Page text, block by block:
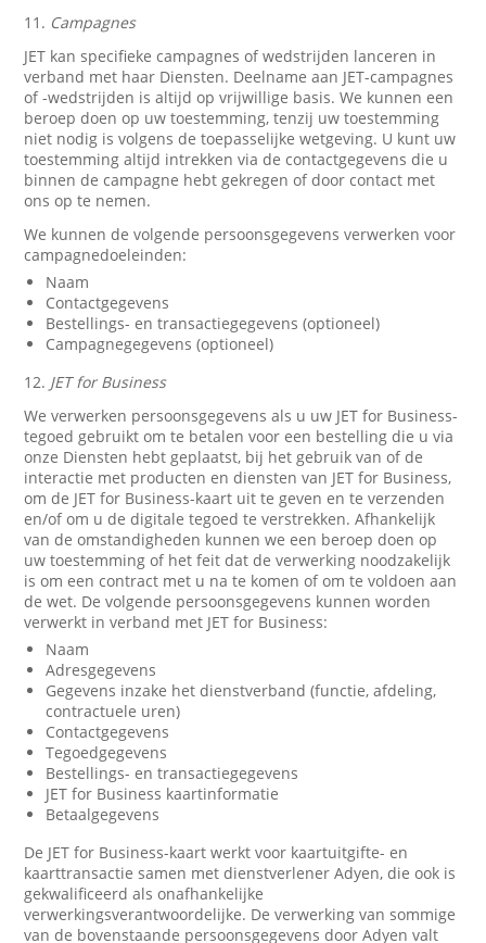
11. Campagnes
JET kan specifieke campagnes of wedstrijden lanceren in
verband met haar Diensten. Deelname aan JET-campagnes
of -wedstrijden is altijd op vrijwillige basis. We kunnen een
beroep doen op uw toestemming, tenzij uw toestemming
niet nodig is volgens de toepasselijke wetgeving. U kunt uw
toestemming altijd intrekken via de contactgegevens die u
binnen de campagne hebt gekregen of door contact met
ons op te nemen.
We kunnen de volgende persoonsgegevens verwerken voor
campagnedoeleinden:
Naam
Contactgegevens
Bestellings- en transactiegegevens (optioneel)
Campagnegegevens (optioneel)
12. JET for Business
We verwerken persoonsgegevens als u uw JET for Business-
tegoed gebruikt om te betalen voor een bestelling die u via
onze Diensten hebt geplaatst, bij het gebruik van of de
interactie met producten en diensten van JET for Business,
om de JET for Business-kaart uit te geven en te verzenden
en/of om u de digitale tegoed te verstrekken. Afhankelijk
van de omstandigheden kunnen we een beroep doen op
uw toestemming of het feit dat de verwerking noodzakelijk
is om een contract met u na te komen of om te voldoen aan
de wet. De volgende persoonsgegevens kunnen worden
verwerkt in verband met JET for Business:
Naam
Adresgegevens
Gegevens inzake het dienstverband (functie, afdeling,
contractuele uren)
Contactgegevens
Tegoedgegevens
Bestellings- en transactiegegevens
JET for Business kaartinformatie
Betaalgegevens
De JET for Business-kaart werkt voor kaartuitgifte- en
kaarttransactie samen met dienstverlener Adyen, die ook is
gekwalificeerd als onafhankelijke
verwerkingsverantwoordelijke. De verwerking van sommige
van de bovenstaande persoonsgegevens door Adyen valt